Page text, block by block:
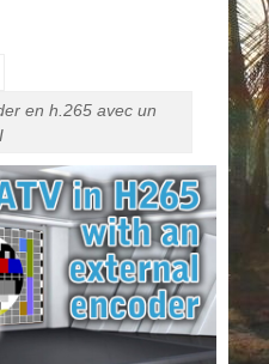
en h.265 avec un